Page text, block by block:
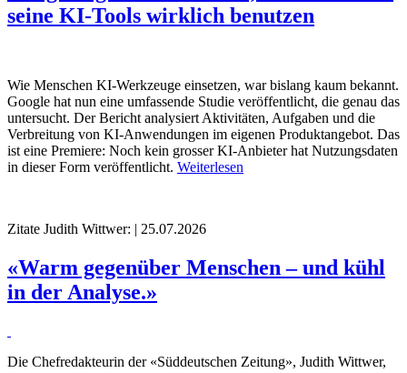
seine KI-Tools wirklich benutzen
Wie Menschen KI-Werkzeuge einsetzen, war bislang kaum bekannt.
Google hat nun eine umfassende Studie veröffentlicht, die genau das
untersucht. Der Bericht analysiert Aktivitäten, Aufgaben und die
Verbreitung von KI-Anwendungen im eigenen Produktangebot. Das
ist eine Premiere: Noch kein grosser KI-Anbieter hat Nutzungsdaten
in dieser Form veröffentlicht. Weiterlesen
Zitate Judith Wittwer: | 25.07.2026
«Warm gegenüber Menschen – und kühl
in der Analyse.»
Die Chefredakteurin der «Süddeutschen Zeitung», Judith Wittwer,